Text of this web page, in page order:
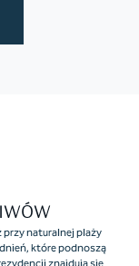
przy naturalnej plaży
które podnoszą